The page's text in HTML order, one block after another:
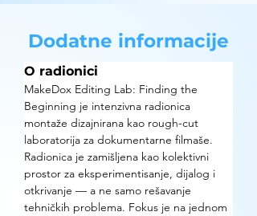
Dodatne informacije
O radionici
MakeDox Editing Lab: Finding the
Beginning je intenzivna radionica
montaže dizajnirana kao rough-cut
laboratorija za dokumentarne filmaše.
Radionica je zamišljena kao kolektivni
prostor za eksperimentisanje, dijalog i
otkrivanje — a ne samo rešavanje
tehničkih problema. Fokus je na jednom